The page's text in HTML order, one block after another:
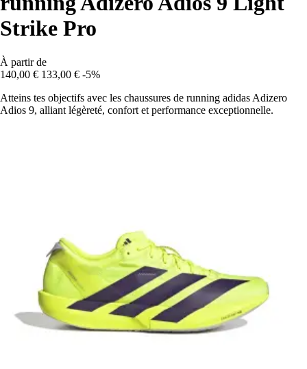
Strike Pro
À partir de
140,00 € 133,00 € -5%
Atteins tes objectifs avec les chaussures de running adidas Adizero
Adios 9, alliant légèreté, confort et performance exceptionnelle.